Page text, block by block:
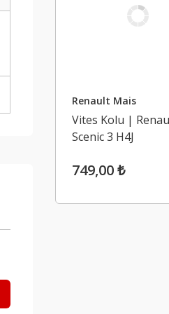
Renault Mais
Vites Kolu |
Scenic 3 H4J
749,00 ₺